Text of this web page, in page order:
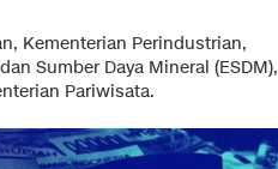
Kementerian Perindustrian,
Sumber Daya Mineral (ESDM),
Pariwisata.